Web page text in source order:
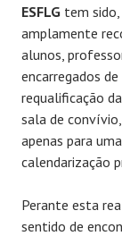
ESFLG tem
amplamente
alunos,
encarregados
requalificação
sala de
apenas para
calendarização
Perante esta
sentido de